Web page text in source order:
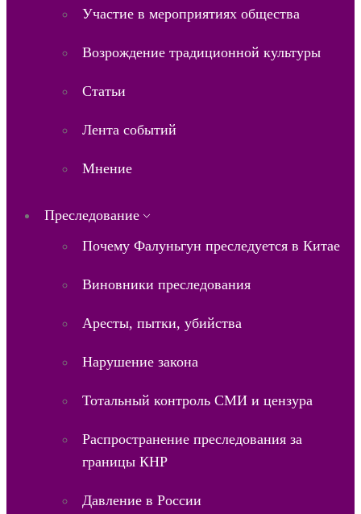
Участие в мероприятиях общества
Возрождение традиционной культуры
Статьи
Лента событий
Мнение
Преследование
Почему Фалуньгун преследуется в Китае
Виновники преследования
Аресты, пытки, убийства
Нарушение закона
Тотальный контроль СМИ и цензура
Распространение преследования за
границы КНР
Давление в России